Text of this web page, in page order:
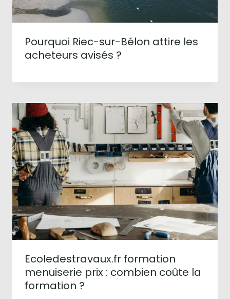
Pourquoi Riec-sur-Bélon attire les
acheteurs avisés ?
Ecoledestravaux.fr formation
menuiserie prix : combien coûte la
formation ?